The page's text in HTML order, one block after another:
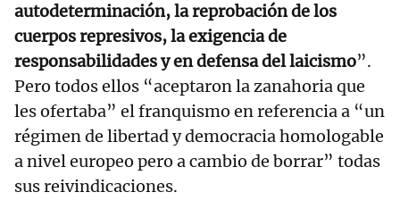
autodeterminación, la reprobación de los
cuerpos represivos, la exigencia de
responsabilidades y en defensa del laicismo”.
Pero todos ellos “aceptaron la zanahoria que
les ofertaba” el franquismo en referencia a “un
régimen de libertad y democracia homologable
a nivel europeo pero a cambio de borrar” todas
sus reivindicaciones.